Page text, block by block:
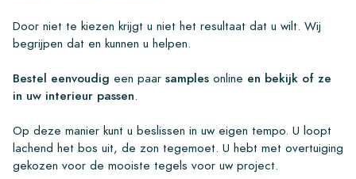
Door niet te kiezen krijgt u niet het resultaat dat u wilt. Wij
begrijpen dat en kunnen u helpen.
Bestel eenvoudig een paar samples online en bekijk of ze
in uw interieur passen.
Op deze manier kunt u beslissen in uw eigen tempo. U loopt
lachend het bos uit, de zon tegemoet. U hebt met overtuiging
gekozen voor de mooiste tegels voor uw project.